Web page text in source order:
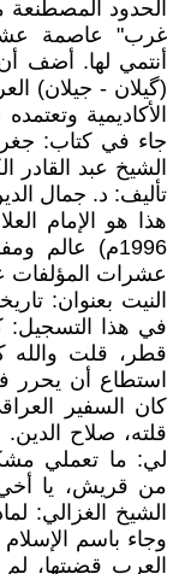
الحدود المصطنعة
أنتمي لها. أضف
(گیلان - جيلان)
الأكاديمية وتعتمده
جاء في كتاب:
تأليف: د. جمال
1996م) عالم
عشرات المؤلفات
النيت بعنوان:
في هذا التسجيل:
قطر، قلت والله
استطاع أن يحرر
كان السفير
قلته، صلاح
لي: ما تعملي
من قريش، يا أخي
الشيخ الغزالي:
وجاء باسم
العرب قضيتها،